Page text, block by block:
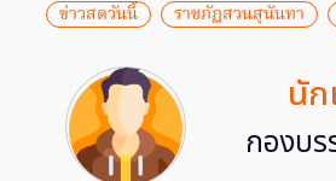
ข่าวสดวันนี้ ราชภัฏสวนสุนันทา
นัก
กองบ